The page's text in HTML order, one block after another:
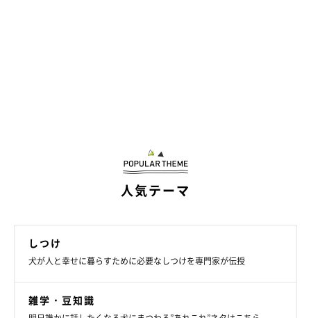
人気テーマ
しつけ
犬が人と幸せに暮らすために必要なしつけを専門家が伝授
雑学・豆知識